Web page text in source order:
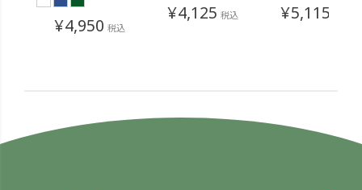
¥4,950 税込
¥4,125 税込 ¥5,115